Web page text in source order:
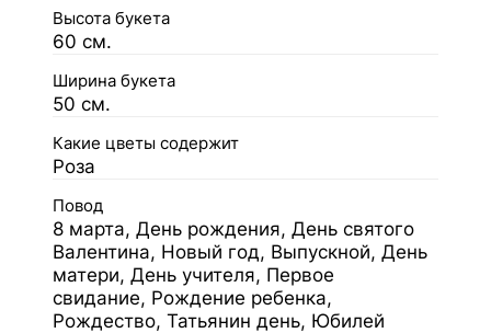
Высота букета
60 см.
Ширина букета
50 см.
Какие цветы содержит
Роза
Повод
8 марта, День рождения, День святого
Валентина, Новый год, Выпускной, День
матери, День учителя, Первое
свидание, Рождение ребенка,
Рождество, Татьянин день, Юбилей